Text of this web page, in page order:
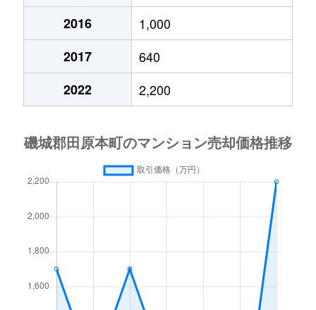
（大字なし）
350万円
2016
1,000
2017
640
2022
2,200